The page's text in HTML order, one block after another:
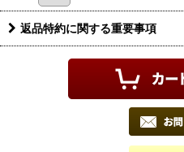
返品特約に関する重要事項